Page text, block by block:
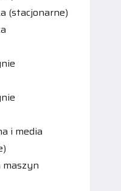
(stacjonarne)
i media